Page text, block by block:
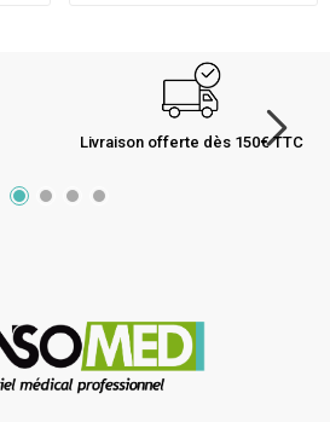
Livraison offerte dès 150€ TTC